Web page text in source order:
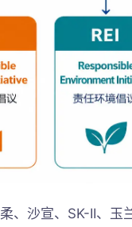
、沙宣、SK-II、玉